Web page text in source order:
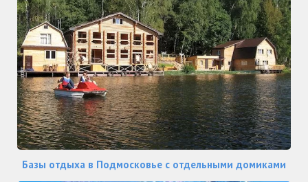
Базы отдыха в Подмосковье с отдельными домиками